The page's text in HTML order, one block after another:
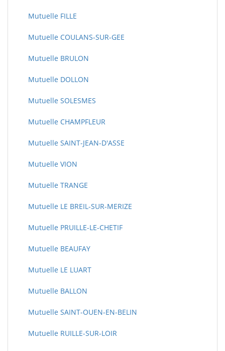
Mutuelle FILLE
Mutuelle COULANS-SUR-GEE
Mutuelle BRULON
Mutuelle DOLLON
Mutuelle SOLESMES
Mutuelle CHAMPFLEUR
Mutuelle SAINT-JEAN-D'ASSE
Mutuelle VION
Mutuelle TRANGE
Mutuelle LE BREIL-SUR-MERIZE
Mutuelle PRUILLE-LE-CHETIF
Mutuelle BEAUFAY
Mutuelle LE LUART
Mutuelle BALLON
Mutuelle SAINT-OUEN-EN-BELIN
Mutuelle RUILLE-SUR-LOIR